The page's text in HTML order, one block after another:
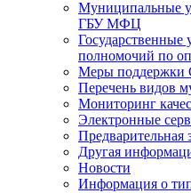
Муниципальные
ГБУ МФЦ
Государственные
полномочий по
Меры
Перечень видов
Мониторинг
Электронные
Предварительная
Другая
Новости
Информация о